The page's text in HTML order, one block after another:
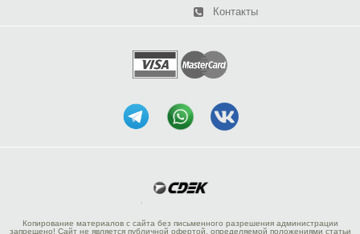
Контакты
Копирование материалов с сайта без письменного разрешения администрации
запрещено! Сайт не является публичной офертой, определяемой положениями статьи